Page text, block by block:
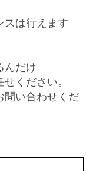
スは行えます
んだけ
ください。
問い合わせくだ